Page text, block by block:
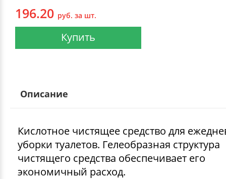
196.20 руб. за шт.
Купить
Описание
Кислотное чистящее средство для
уборки туалетов. Гелеобразная структура
чистящего средства обеспечивает его
экономичный расход.